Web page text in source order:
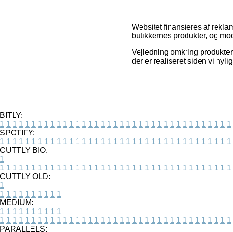
Websitet finansieres af
butikkernes produkter, og
Vejledning omkring
der er realiseret siden vi
BITLY:
1 1 1 1 1 1 1 1 1 1 1 1 1 1 1 1 1 1 1 1 1 1 1 1 1 1 1 1 1 1 1 1 1 1 1 1 1
SPOTIFY:
1 1 1 1 1 1 1 1 1 1 1 1 1 1 1 1 1 1 1 1 1 1 1 1 1 1 1 1 1 1 1 1 1 1 1 1 1
CUTTLY BIO:
1
1 1 1 1 1 1 1 1 1 1 1 1 1 1 1 1 1 1 1 1 1 1 1 1 1 1 1 1 1 1 1 1 1 1 1 1 1
CUTTLY OLD:
1
1 1 1 1 1 1 1 1 1 1
MEDIUM:
1 1 1 1 1 1 1 1 1 1
1 1 1 1 1 1 1 1 1 1 1 1 1 1 1 1 1 1 1 1 1 1 1 1 1 1 1 1 1 1 1 1 1 1 1 1 1
PARALLELS: